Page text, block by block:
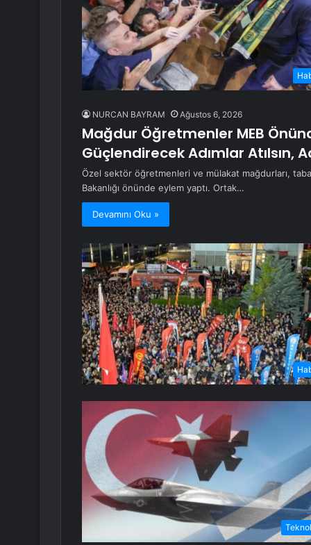
NURCAN BAYRAM Ağustos 6, 2026
Mağdur Öğretmenler MEB
Güçlendirecek Adımlar Atılsın,
Özel sektör öğretmenleri ve mülakat mağdurları,
Bakanlığı önünde eylem yaptı. Ortak…
Devamını Oku »